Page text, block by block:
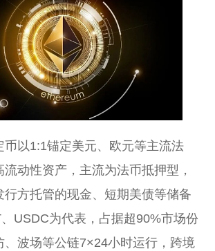
币以1:1锚定美元、欧元等主流法
动性资产，主流为法币抵押型，
行方托管的现金、短期美债等储备
USDC为代表，占据超90%市场份
、波场等公链7×24小时运行，跨境